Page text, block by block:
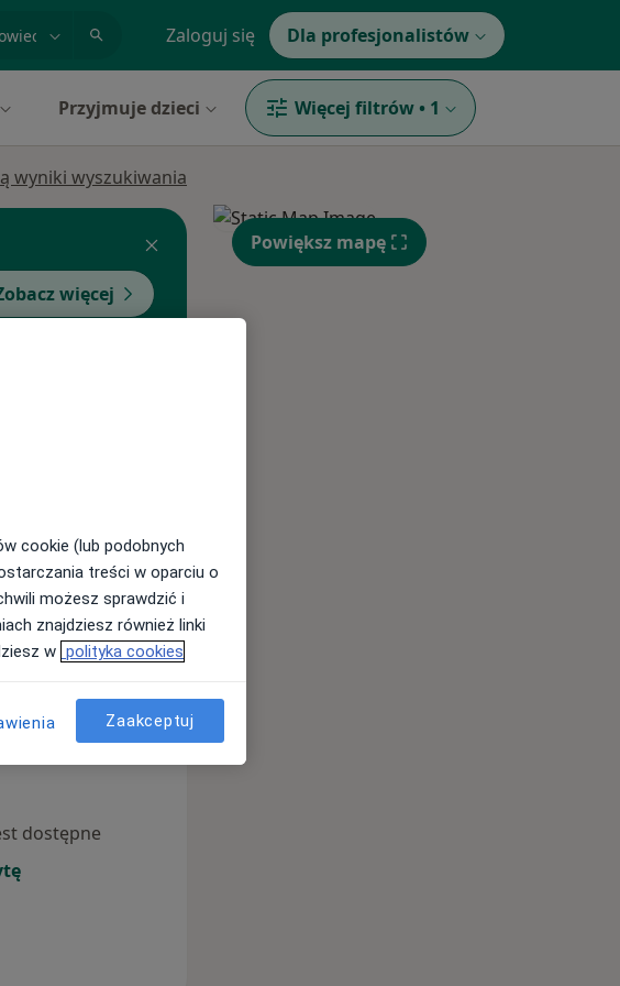
Zaloguj się Dla profesjonalistów
Przyjmuje dzieci Więcej filtrów • 1
wyniki wyszukiwania
więcej
Pon, Wt,
dostępne
Powiększ mapę
cookie (lub podobnych
treści w oparciu o
możesz sprawdzić i
znajdziesz również linki
w polityka cookies
Zaakceptuj